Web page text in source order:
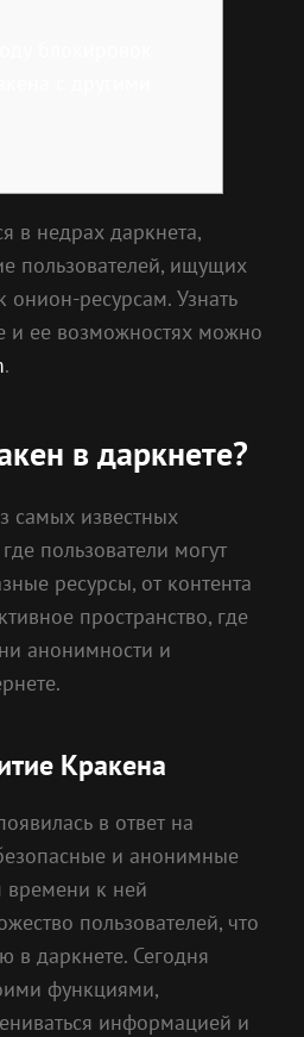
в недрах даркнета,
пользователей, ищущих
онион-ресурсам. Узнать
и ее возможностях можно
.
в даркнете?
самых известных
пользователи могут
ресурсы, от контента
пространство, где
анонимности и
Кракена
в ответ на
и анонимные
времени к ней
пользователей, что
в даркнете. Сегодня
функциями,
информацией и